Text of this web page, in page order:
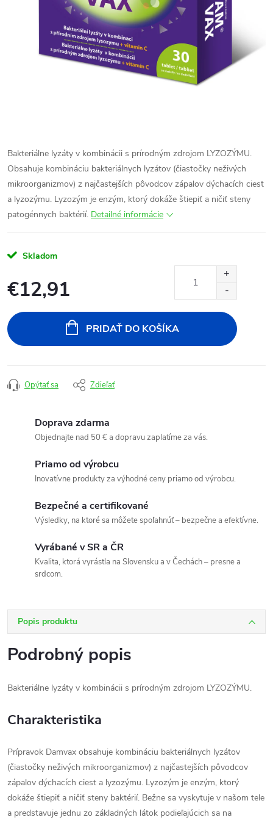
Bakteriálne lyzáty v kombinácii s prírodným zdrojom LYZOZÝMU.
Obsahuje kombináciu bakteriálnych lyzátov (čiastočky neživých
mikroorganizmov) z najčastejších pôvodcov zápalov dýchacích ciest
a lyzozýmu. Lyzozým je enzým, ktorý dokáže štiepiť a ničiť steny
patogénnych baktérií. Detailné informácie
Skladom
€12,91
cena:
PRIDAŤ DO KOŠÍKA
Opýtať sa Zdieľať
Doprava zdarma
Objednajte nad 50 € a dopravu zaplatíme za vás.
Priamo od výrobcu
Inovatívne produkty za výhodné ceny priamo od výrobcu.
Bezpečné a certifikované
Výsledky, na ktoré sa môžete spoľahnúť – bezpečne a efektívne.
Vyrábané v SR a ČR
Kvalita, ktorá vyrástla na Slovensku a v Čechách – presne a
srdcom.
Popis produktu
Podrobný popis
Bakteriálne lyzáty v kombinácii s prírodným zdrojom LYZOZÝMU.
Charakteristika
Prípravok Damvax obsahuje kombináciu bakteriálnych lyzátov
(čiastočky neživých mikroorganizmov) z najčastejších pôvodcov
zápalov dýchacích ciest a lyzozýmu. Lyzozým je enzým, ktorý
dokáže štiepiť a ničiť steny baktérií. Bežne sa vyskytuje v našom tele
a predstavuje jednu zo základných látok podieľajúcich sa na